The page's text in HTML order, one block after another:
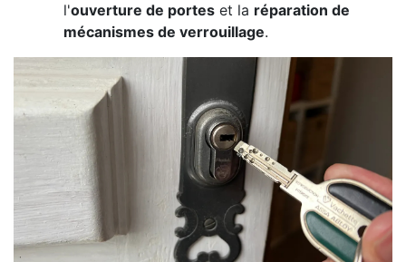
l'ouverture de portes et la réparation de
mécanismes de verrouillage.